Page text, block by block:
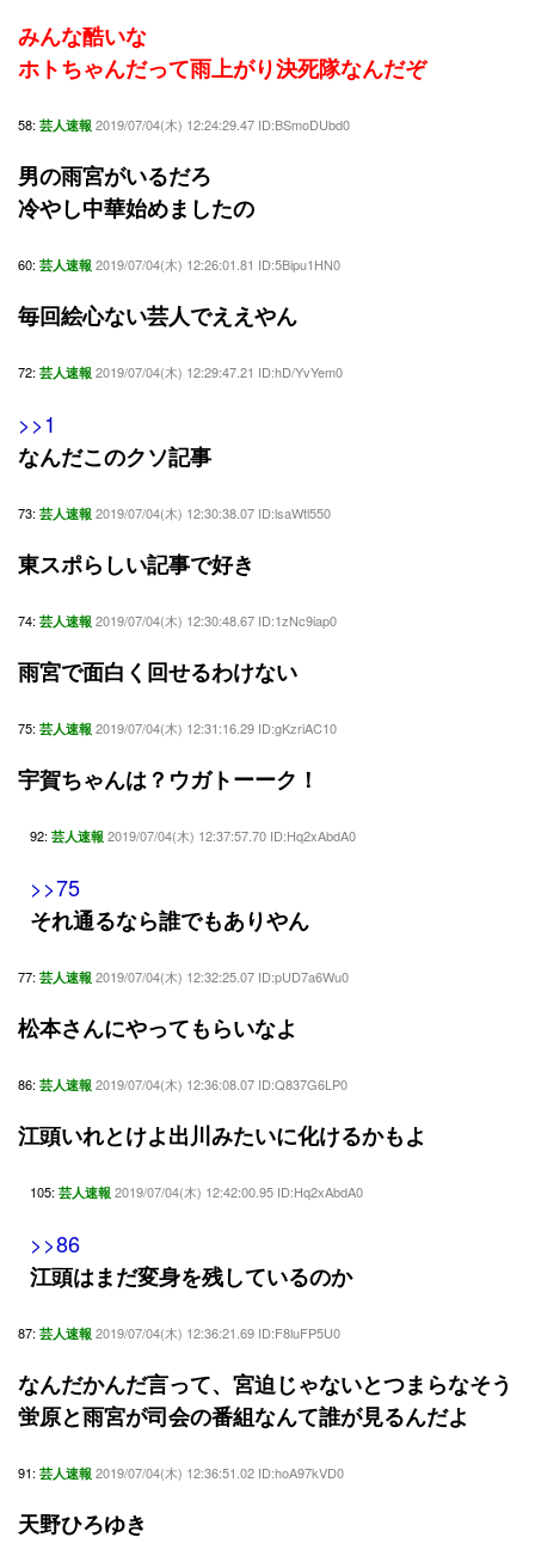
みんな酷いな
ホトちゃんだって雨上がり決死隊なんだぞ
58: 芸人速報 2019/07/04(木) 12:24:29.47 ID:BSmoDUbd0
男の雨宮がいるだろ
冷やし中華始めましたの
60: 芸人速報 2019/07/04(木) 12:26:01.81 ID:5Bipu1HN0
毎回絵心ない芸人でええやん
72: 芸人速報 2019/07/04(木) 12:29:47.21 ID:hD/YvYem0
>>1
なんだこのクソ記事
73: 芸人速報 2019/07/04(木) 12:30:38.07 ID:lsaWtl550
東スポらしい記事で好き
74: 芸人速報 2019/07/04(木) 12:30:48.67 ID:1zNc9iap0
雨宮で面白く回せるわけない
75: 芸人速報 2019/07/04(木) 12:31:16.29 ID:gKzriAC10
宇賀ちゃんは？ウガトーーク！
92: 芸人速報 2019/07/04(木) 12:37:57.70 ID:Hq2xAbdA0
>>75
それ通るなら誰でもありやん
77: 芸人速報 2019/07/04(木) 12:32:25.07 ID:pUD7a6Wu0
松本さんにやってもらいなよ
86: 芸人速報 2019/07/04(木) 12:36:08.07 ID:Q837G6LP0
江頭いれとけよ出川みたいに化けるかもよ
105: 芸人速報 2019/07/04(木) 12:42:00.95 ID:Hq2xAbdA0
>>86
江頭はまだ変身を残しているのか
87: 芸人速報 2019/07/04(木) 12:36:21.69 ID:F8luFP5U0
なんだかんだ言って、宮迫じゃないとつまらなそう
蛍原と雨宮が司会の番組なんて誰が見るんだよ
91: 芸人速報 2019/07/04(木) 12:36:51.02 ID:hoA97kVD0
天野ひろゆき